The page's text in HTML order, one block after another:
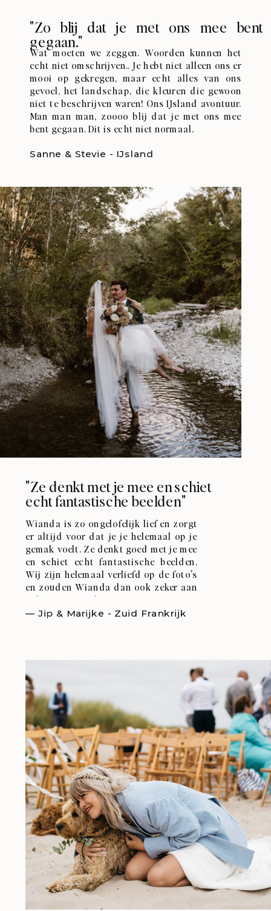
"Zo blij dat je met ons mee bent
gegaan."
Wat moeten we zeggen. Woorden kunnen het
echt niet omschrijven.. Je hebt niet alleen ons er
mooi op gekregen, maar echt alles van ons
gevoel, het landschap, die kleuren die gewoon
niet te beschrijven waren! Ons IJsland avontuur.
Man man man, zoooo blij dat je met ons mee
bent gegaan. Dit is echt niet normaal.
Sanne & Stevie - IJsland
"Ze denkt met je mee en schiet
echt fantastische beelden"
Wianda is zo ongelofelijk lief en zorgt
er altijd voor dat je je helemaal op je
gemak voelt. Ze denkt goed met je mee
en schiet echt fantastische beelden.
Wij zijn helemaal verliefd op de foto's
en zouden Wianda dan ook zeker aan
iedereen aanraden!
— Jip & Marijke - Zuid Frankrijk